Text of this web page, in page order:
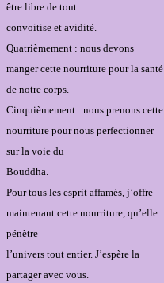
être libre de tout
convoitise et avidité.
Quatrièmement : nous devons
manger cette nourriture pour la santé
de notre corps.
Cinquièmement : nous prenons cette
nourriture pour nous perfectionner
sur la voie du
Bouddha.
Pour tous les esprit affamés, j’offre
maintenant cette nourriture, qu’elle
pénètre
l’univers tout entier. J’espère la
partager avec vous.